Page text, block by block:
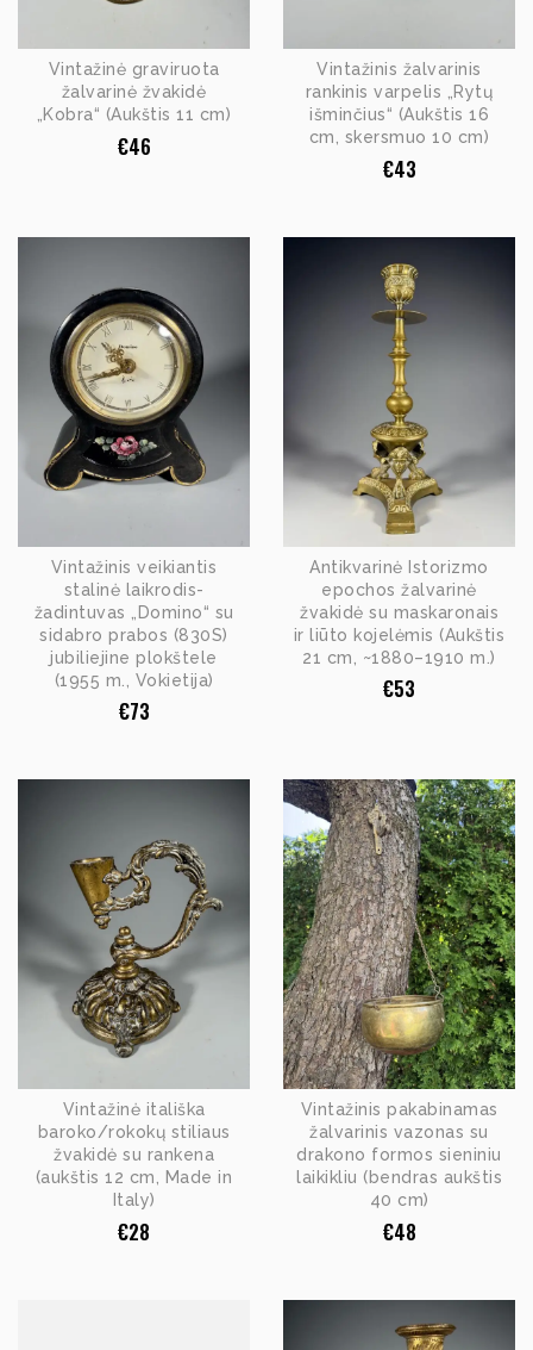
Vintažinė graviruota
žalvarinė žvakidė
„Kobra“ (Aukštis 11 cm)
€46
Vintažinis žalvarinis
rankinis varpelis „Rytų
išminčius“ (Aukštis 16
cm, skersmuo 10 cm)
€43
Vintažinis veikiantis
stalinė laikrodis-
žadintuvas „Domino“ su
sidabro prabos (830S)
jubiliejine plokštele
(1955 m., Vokietija)
€73
Antikvarinė Istorizmo
epochos žalvarinė
žvakidė su maskaronais
ir liūto kojelėmis (Aukštis
21 cm, ~1880–1910 m.)
€53
Vintažinė itališka
baroko/rokokų stiliaus
žvakidė su rankena
(aukštis 12 cm, Made in
Italy)
€28
Vintažinis pakabinamas
žalvarinis vazonas su
drakono formos sieniniu
laikikliu (bendras aukštis
40 cm)
€48